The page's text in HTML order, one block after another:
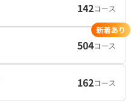
142コース
504コース
新着あり
162コース